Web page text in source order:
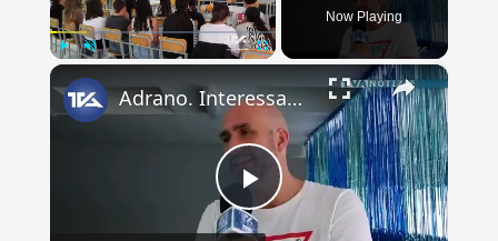
Now Playing
×
Play
Adrano. Interessante incontro al liceo “Verga” con il prof. Fabio Gamberini. Studenti del Linguistic